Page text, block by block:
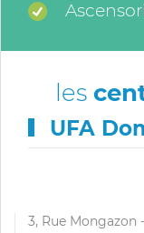
les
UFA
3, Rue Mongazon